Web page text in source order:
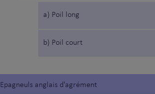
a) Poil long
b) Poil court
Epagneuls anglais d'agrément